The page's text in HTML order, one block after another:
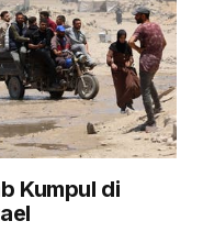
Kumpul di